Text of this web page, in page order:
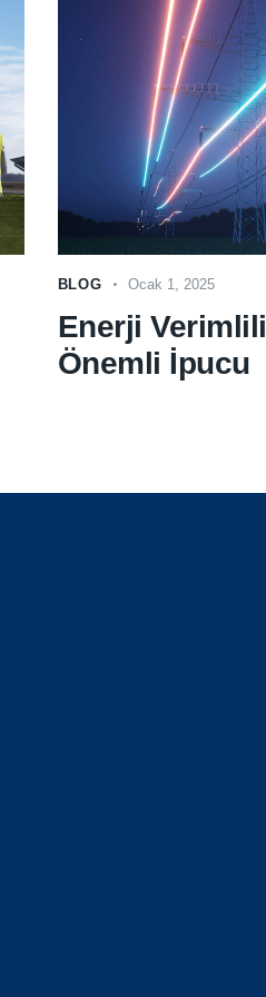
BLOG Ocak 1, 2025
Enerji
Önemli İpucu